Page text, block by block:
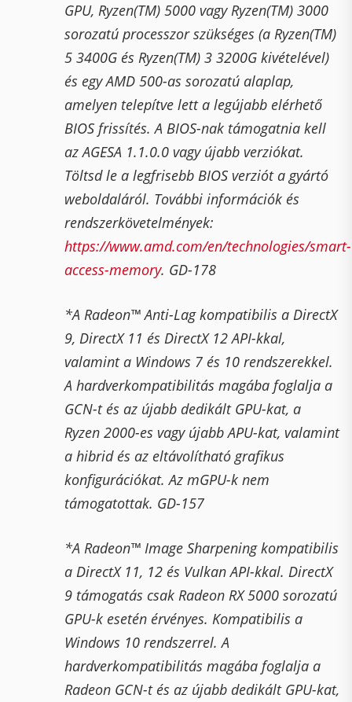
GPU, Ryzen(TM) 5000 vagy Ryzen(TM) 3000
sorozatú processzor szükséges (a Ryzen(TM)
5 3400G és Ryzen(TM) 3 3200G kivételével)
és egy AMD 500-as sorozatú alaplap,
amelyen telepítve lett a legújabb elérhető
BIOS frissítés. A BIOS-nak támogatnia kell
az AGESA 1.1.0.0 vagy újabb verziókat.
Töltsd le a legfrisebb BIOS verziót a gyártó
weboldaláról. További információk és
rendszerkövetelmények:
https://www.amd.com/en/technologies/smart-
access-memory. GD-178
*A Radeon™ Anti-Lag kompatibilis a DirectX
9, DirectX 11 és DirectX 12 API-kkal,
valamint a Windows 7 és 10 rendszerekkel.
A hardverkompatibilitás magába foglalja a
GCN-t és az újabb dedikált GPU-kat, a
Ryzen 2000-es vagy újabb APU-kat, valamint
a hibrid és az eltávolítható grafikus
konfigurációkat. Az mGPU-k nem
támogatottak. GD-157
*A Radeon™ Image Sharpening kompatibilis
a DirectX 11, 12 és Vulkan API-kkal. DirectX
9 támogatás csak Radeon RX 5000 sorozatú
GPU-k esetén érvényes. Kompatibilis a
Windows 10 rendszerrel. A
hardverkompatibilitás magába foglalja a
Radeon GCN-t és az újabb dedikált GPU-kat,